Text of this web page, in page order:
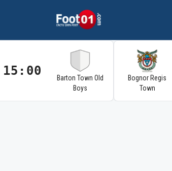
15:00
Barton Town Old
Boys
Bognor Regis
Town